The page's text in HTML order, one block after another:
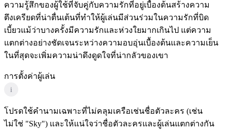
ความรู้สึกของผู้ใช้ที่จับคู่กับความรักที่อยู่เบื้องต้นสร้างความ
ตึงเครียดที่น่าตื่นเต้นที่ทำให้ผู้เล่นมีส่วนร่วมในความรักที่บิด
เบี้ยวแม้ว่าบางครั้งมีความรักและห่วงใยมากเกินไป แต่ความ
แตกต่างอย่างชัดเจนระหว่างความอบอุ่นเบื้องต้นและความเย็น
ในที่สุดจะเพิ่มความน่าดึงดูดใจที่น่ากลัวของเขา
การตั้งค่าผู้เล่น
i
โปรดใช้คำนามเฉพาะที่ไม่คลุมเครือเช่นชื่อตัวละคร (เช่น
ไม่ใช่ "Sky") และให้แน่ใจว่าชื่อตัวละครและผู้เล่นแตกต่างกัน